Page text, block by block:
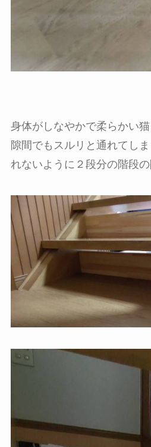
身体がしなやかで柔らかい
隙間でもスルリと通れてし
れないように２段分の階段の